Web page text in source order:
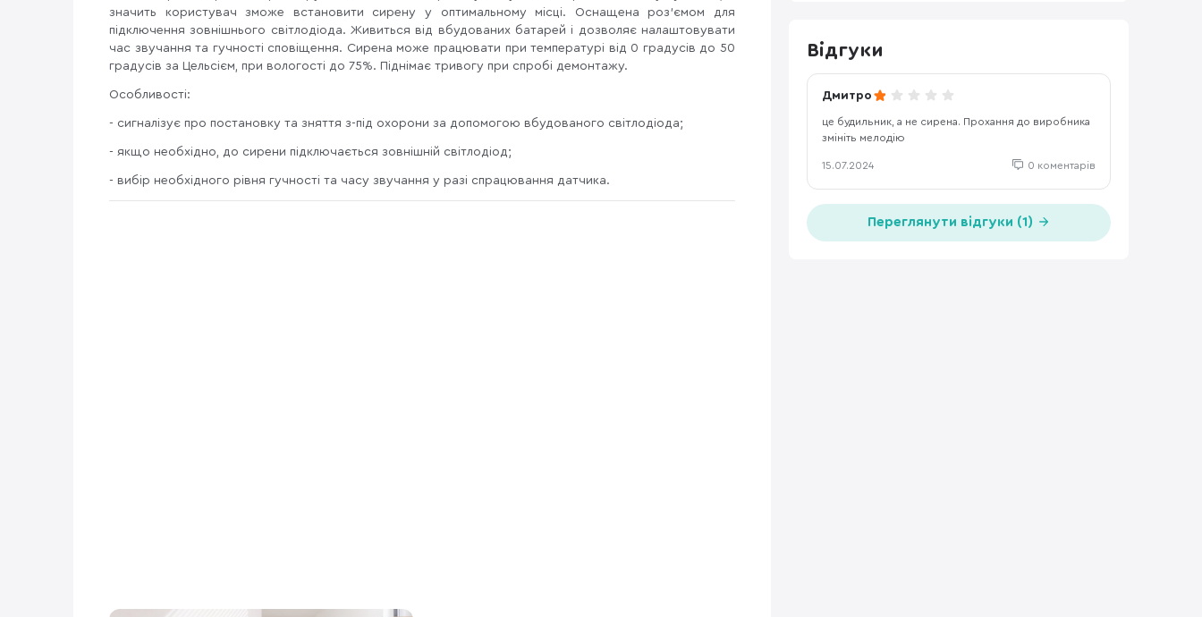
значить користувач зможе встановити сирену у оптимальному місці. Оснащена роз'ємом для
підключення зовнішнього світлодіода. Живиться від вбудованих батарей і дозволяє налаштовувати
час звучання та гучності сповіщення. Сирена може працювати при температурі від 0 градусів до 50
градусів за Цельсієм, при вологості до 75%. Піднімає тривогу при спробі демонтажу.
Особливості:
- сигналізує про постановку та зняття з-під охорони за допомогою вбудованого світлодіода;
- якщо необхідно, до сирени підключається зовнішній світлодіод;
- вибір необхідного рівня гучності та часу звучання у разі спрацювання датчика.
Відгуки
Дмитро
це будильник, а не сирена. Прохання до виробника
змініть мелодію
15.07.2024 0 коментарів
Переглянути відгуки (1)